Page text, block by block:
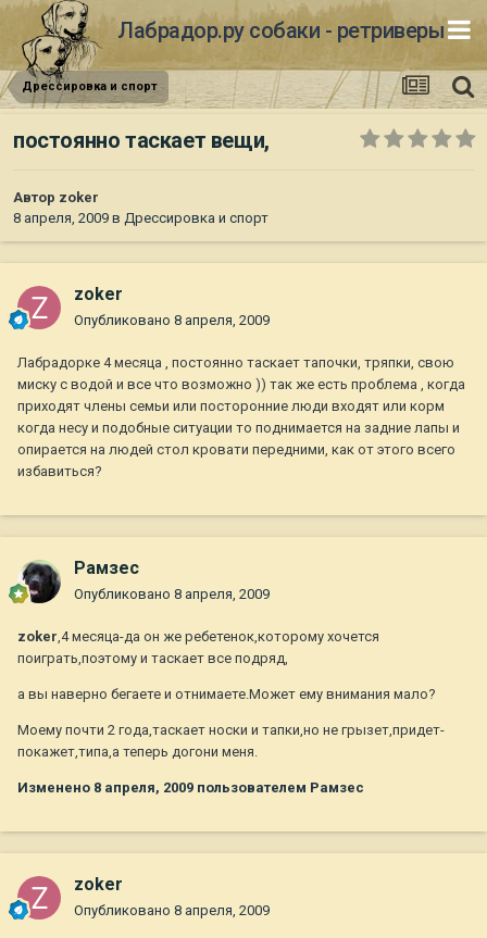
Лабрадор.ру собаки - ретриверы
Дрессировка и спорт
постоянно таскает вещи,
Автор zoker
8 апреля, 2009 в Дрессировка и спорт
zoker
Опубликовано 8 апреля, 2009
Лабрадорке 4 месяца , постоянно таскает тапочки, тряпки, свою
миску с водой и все что возможно )) так же есть проблема , когда
приходят члены семьи или посторонние люди входят или корм
когда несу и подобные ситуации то поднимается на задние лапы и
опирается на людей стол кровати передними, как от этого всего
избавиться?
Рамзес
Опубликовано 8 апреля, 2009
zoker,4 месяца-да он же ребетенок,которому хочется
поиграть,поэтому и таскает все подряд,
а вы наверно бегаете и отнимаете.Может ему внимания мало?
Моему почти 2 года,таскает носки и тапки,но не грызет,придет-
покажет,типа,а теперь догони меня.
Изменено 8 апреля, 2009 пользователем Рамзес
zoker
Опубликовано 8 апреля, 2009